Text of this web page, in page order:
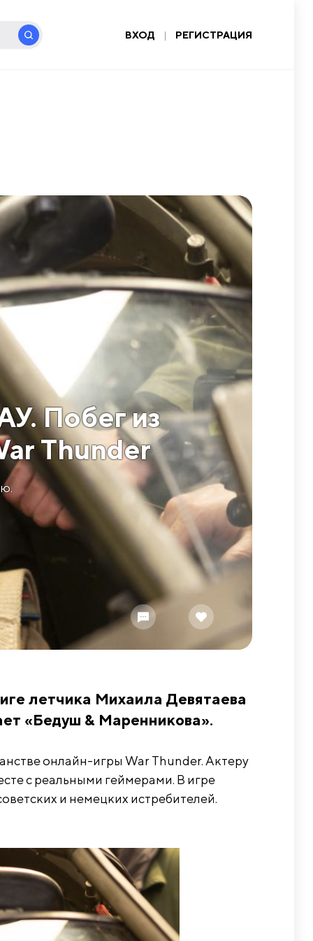
ВХОД | РЕГИСТРАЦИЯ
Побег из
Thunder
летчика Михаила Девятаева
«Бедуш & Маренникова».
онлайн-игры War Thunder. Актеру
с реальными геймерами. В игре
и немецких истребителей.